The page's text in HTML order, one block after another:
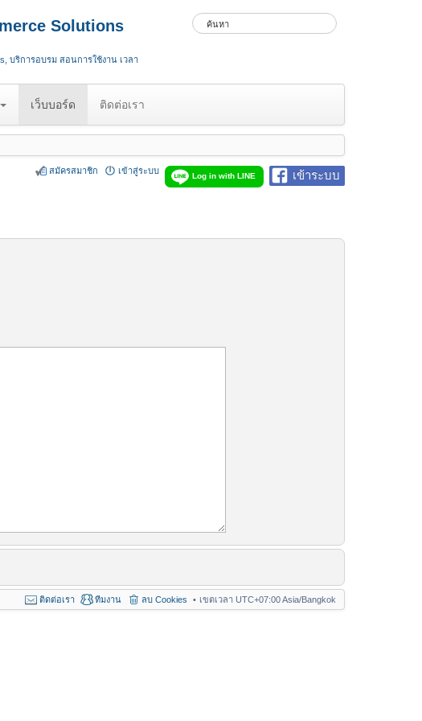
Solutions
บริการอบรม สอนการใช้งาน เวลา
เว็บบอร์ด ติดต่อเรา
เข้าระบบ
Log in with LINE
เข้าสู่ระบบ
สมัครสมาชิก
เขตเวลา UTC+07:00 Asia/Bangkok
ลบ Cookies
ทีมงาน
ติดต่อเรา